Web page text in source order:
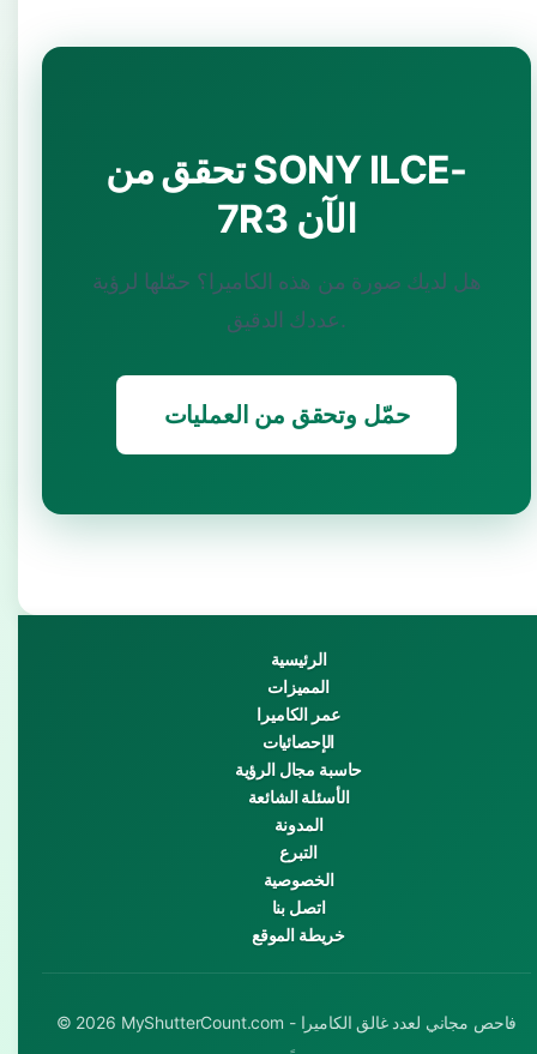
تحقق من SONY ILCE-
7R3 الآن
هل لديك صورة من هذه الكاميرا؟ حمّلها لرؤية
عددك الدقيق.
حمّل وتحقق من العمليات
الرئيسية
المميزات
عمر الكاميرا
الإحصائيات
حاسبة مجال الرؤية
الأسئلة الشائعة
المدونة
التبرع
الخصوصية
اتصل بنا
خريطة الموقع
© 2026 MyShutterCount.com - فاحص مجاني لعدد غالق الكاميرا